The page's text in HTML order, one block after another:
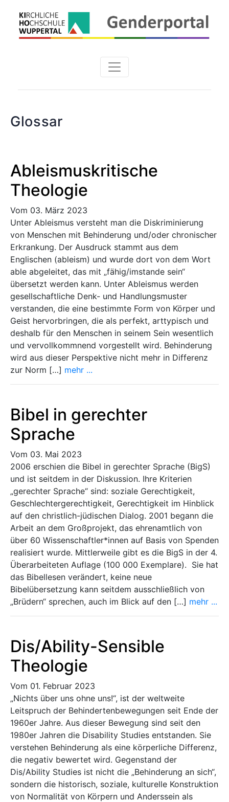
Glossar
Ableismuskritische
Theologie
Vom 03. März 2023
Unter Ableismus versteht man die Diskriminierung
von Menschen mit Behinderung und/oder chronischer
Erkrankung. Der Ausdruck stammt aus dem
Englischen (ableism) und wurde dort von dem Wort
able abgeleitet, das mit „fähig/imstande sein“
übersetzt werden kann. Unter Ableismus werden
gesellschaftliche Denk- und Handlungsmuster
verstanden, die eine bestimmte Form von Körper und
Geist hervorbringen, die als perfekt, arttypisch und
deshalb für den Menschen in seinem Sein wesentlich
und vervollkommnend vorgestellt wird. Behinderung
wird aus dieser Perspektive nicht mehr in Differenz
zur Norm […] mehr ...
Bibel in gerechter
Sprache
Vom 03. Mai 2023
2006 erschien die Bibel in gerechter Sprache (BigS)
und ist seitdem in der Diskussion. Ihre Kriterien
„gerechter Sprache“ sind: soziale Gerechtigkeit,
Geschlechtergerechtigkeit, Gerechtigkeit im Hinblick
auf den christlich-jüdischen Dialog. 2001 begann die
Arbeit an dem Großprojekt, das ehrenamtlich von
über 60 Wissenschaftler*innen auf Basis von Spenden
realisiert wurde. Mittlerweile gibt es die BigS in der 4.
Überarbeiteten Auflage (100 000 Exemplare). Sie hat
das Bibellesen verändert, keine neue
Bibelübersetzung kann seitdem ausschließlich von
„Brüdern“ sprechen, auch im Blick auf den […] mehr ...
Dis/Ability-Sensible
Theologie
Vom 01. Februar 2023
„Nichts über uns ohne uns!“, ist der weltweite
Leitspruch der Behindertenbewegungen seit Ende der
1960er Jahre. Aus dieser Bewegung sind seit den
1980er Jahren die Disability Studies entstanden. Sie
verstehen Behinderung als eine körperliche Differenz,
die negativ bewertet wird. Gegenstand der
Dis/Ability Studies ist nicht die „Behinderung an sich“,
sondern die historisch, soziale, kulturelle Konstruktion
von Normalität von Körpern und Anderssein als